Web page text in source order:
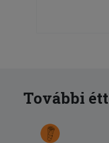
További